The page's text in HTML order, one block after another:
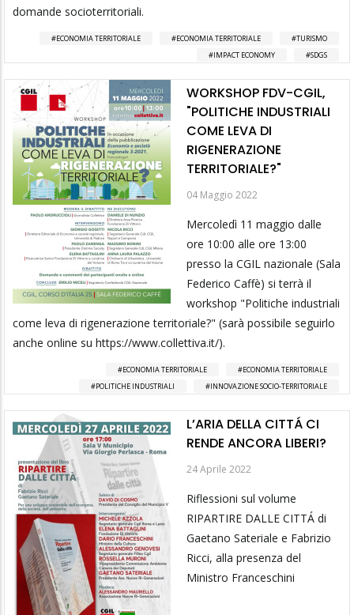
domande socioterritoriali.
ECONOMIA TERRITORIALE ECONOMIA TERRITORIALE
TURISMO
IMPACT ECONOMY
SDGS
WORKSHOP FDV-CGIL,
"POLITICHE INDUSTRIALI
COME LEVA DI
RIGENERAZIONE
TERRITORIALE?"
04 Maggio 2022
Mercoledì 11 maggio dalle
ore 10:00 alle ore 13:00
presso la CGIL nazionale (Sala
Federico Caffè) si terrà il
workshop "Politiche industriali
come leva di rigenerazione territoriale?" (sarà possibile seguirlo
anche online su https://www.collettiva.it/).
ECONOMIA TERRITORIALE
ECONOMIA TERRITORIALE
POLITICHE INDUSTRIALI
INNOVAZIONE SOCIO-TERRITORIALE
L’ARIA DELLA CITTÁ CI
RENDE ANCORA LIBERI?
24 Aprile 2022
Riflessioni sul volume
RIPARTIRE DALLE CITTÁ di
Gaetano Sateriale e Fabrizio
Ricci, alla presenza del
Ministro Franceschini